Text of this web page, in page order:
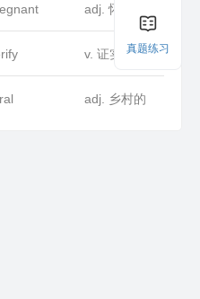
adj. 怀孕的
v. 证实
adj. 乡村的
真题练习